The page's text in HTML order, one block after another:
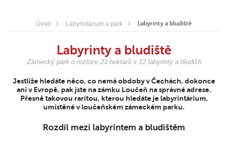
Úvod Labyrintárium a park Labyrinty a bludiště
Labyrinty a bludiště
Zámecký park o rozloze 23 hektarů s 12 labyrinty a bludišti
Jestliže hledáte něco, co nemá obdoby v Čechách, dokonce
ani v Evropě, pak jste na zámku Loučeň na správné adrese.
Přesně takovou raritou, kterou hledáte je labyrintárium,
umístěné v loučeňském zámeckém parku.
Rozdíl mezi labyrintem a bludištěm